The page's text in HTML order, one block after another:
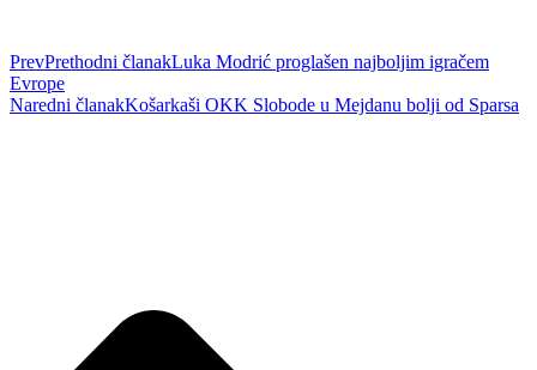
PrevPrethodni članakLuka Modrić proglašen najboljim igračem
Evrope
Naredni članakKošarkaši OKK Slobode u Mejdanu bolji od Sparsa